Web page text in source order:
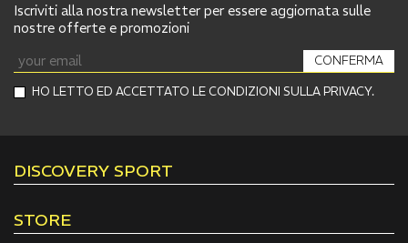
Iscriviti alla nostra newsletter per essere aggiornata sulle
nostre offerte e promozioni
HO LETTO ED ACCETTATO LE CONDIZIONI SULLA PRIVACY.
CONFERMA
DISCOVERY SPORT
STORE